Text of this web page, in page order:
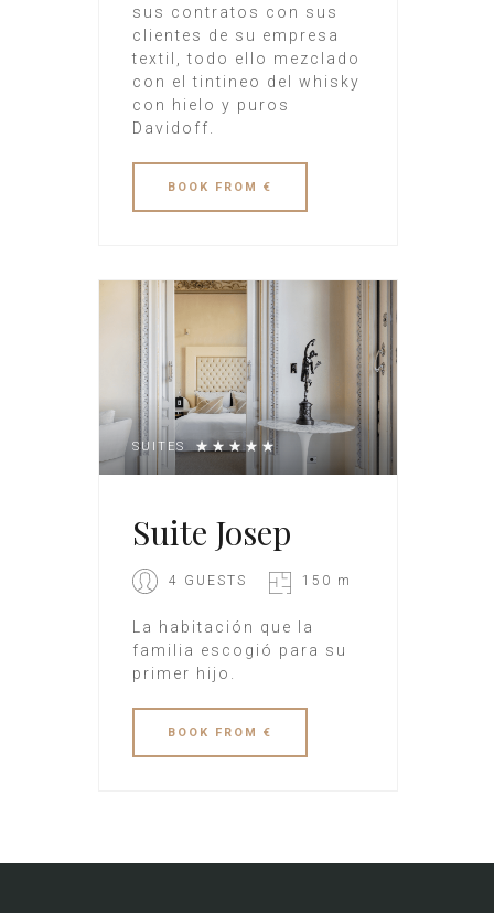
sus contratos con sus
clientes de su empresa
textil, todo ello mezclado
con el tintineo del whisky
con hielo y puros
Davidoff.
BOOK FROM €
SUITES
Suite Josep
4 GUESTS 150 m
La habitación que la
familia escogió para su
primer hijo.
BOOK FROM €